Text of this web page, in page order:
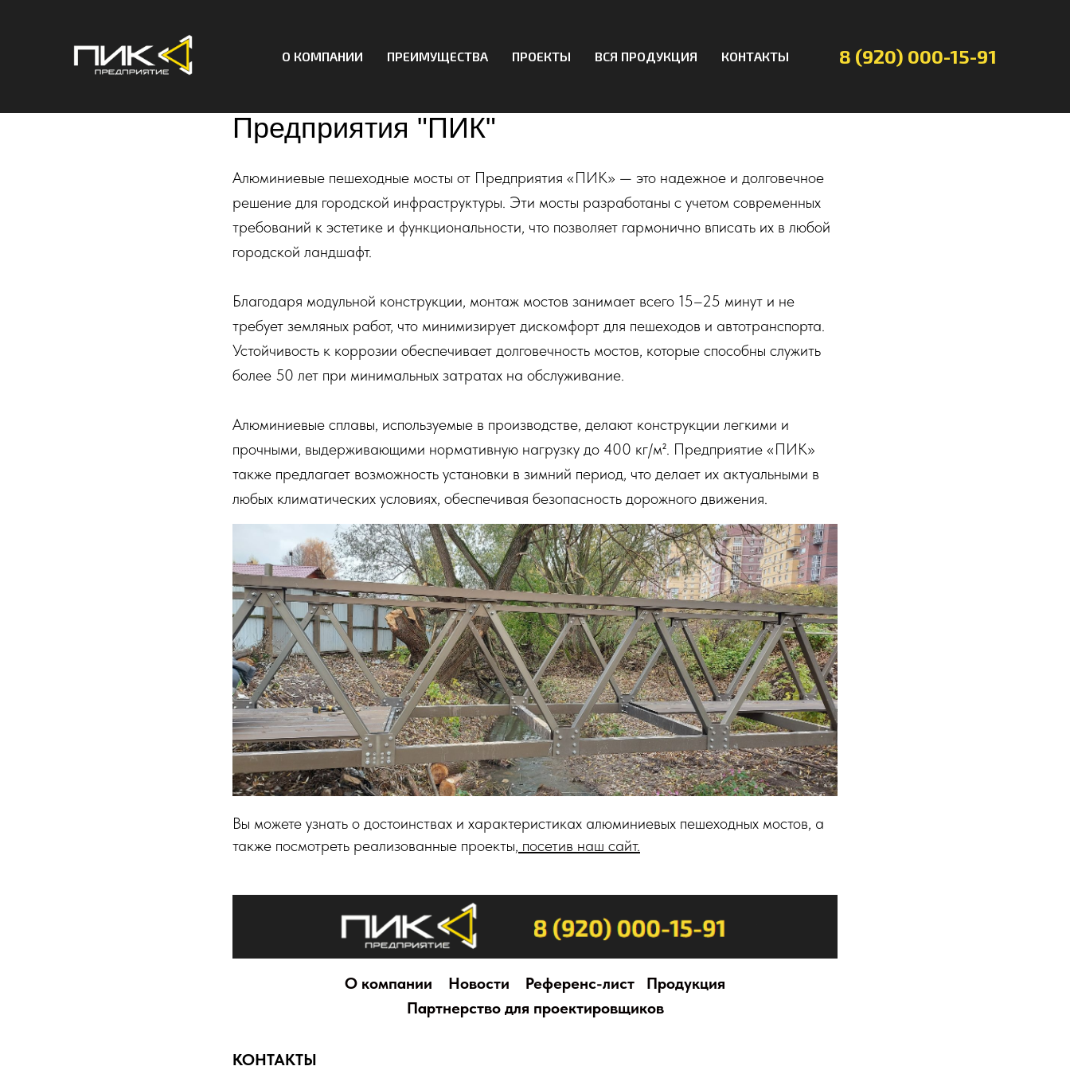
О КОМПАНИИ ПРЕИМУЩЕСТВА ПРОЕКТЫ ВСЯ ПРОДУКЦИЯ КОНТАКТЫ 8 (920) 000-15-91
Предприятия "ПИК"
Алюминиевые пешеходные мосты от Предприятия «ПИК» — это надежное и долговечное
решение для городской инфраструктуры. Эти мосты разработаны с учетом современных
требований к эстетике и функциональности, что позволяет гармонично вписать их в любой
городской ландшафт.
Благодаря модульной конструкции, монтаж мостов занимает всего 15–25 минут и не
требует земляных работ, что минимизирует дискомфорт для пешеходов и автотранспорта.
Устойчивость к коррозии обеспечивает долговечность мостов, которые способны служить
более 50 лет при минимальных затратах на обслуживание.
Алюминиевые сплавы, используемые в производстве, делают конструкции легкими и
прочными, выдерживающими нормативную нагрузку до 400 кг/м². Предприятие «ПИК»
также предлагает возможность установки в зимний период, что делает их актуальными в
любых климатических условиях, обеспечивая безопасность дорожного движения.
Вы можете узнать о достоинствах и характеристиках алюминиевых пешеходных мостов, а
также посмотреть реализованные проекты, посетив наш сайт.
О компании Новости Референс-лист
Продукция
Партнерство для проектировщиков
КОНТАКТЫ